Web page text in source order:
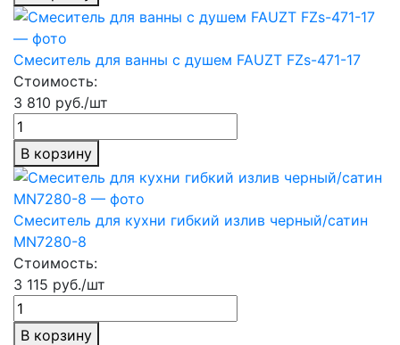
Смеситель для ванны с душем FAUZT FZs-471-17
Стоимость:
3 810 руб./шт
В корзину
Смеситель для кухни гибкий излив черный/сатин
MN7280-8
Стоимость:
3 115 руб./шт
В корзину